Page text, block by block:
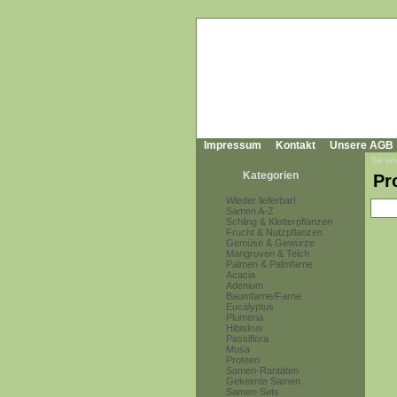
Impressum Kontakt Unsere AGB
Kategorien
Wieder lieferbar!
Samen A-Z
Schling & Kletterpflanzen
Frucht & Nutzpflanzen
Gemüse & Gewürze
Mangroven & Teich
Palmen & Palmfarne
Acacia
Adenium
Baumfarne/Farne
Eucalyptus
Plumeria
Hibiskus
Passiflora
Musa
Proteen
Samen-Raritäten
Gekeimte Samen
Samen-Sets
Sie